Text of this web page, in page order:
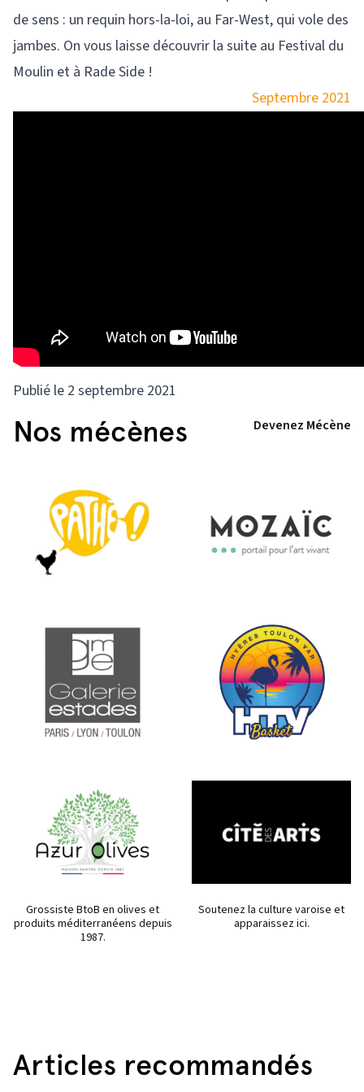
de sens : un requin hors-la-loi, au Far-West, qui vole des
jambes. On vous laisse découvrir la suite au Festival du
Moulin et à Rade Side !
Septembre 2021
Publié le 2 septembre 2021
Nos mécènes Devenez Mécène
Grossiste BtoB en olives et
produits méditerranéens depuis
1987.
Soutenez la culture varoise et
apparaissez ici.
Articles recommandés